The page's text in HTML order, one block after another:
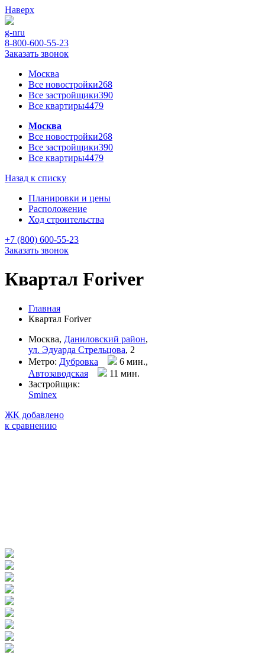
Наверх
g-nru
8-800-600-55-23
Заказать звонок
Москва
Все новостройки268
Все застройщики390
Все квартиры4479
Москва
Все новостройки268
Все застройщики390
Все квартиры4479
Назад к списку
Планировки и цены
Расположение
Ход строительства
+7 (800) 600-55-23
Заказать звонок
Квартал Foriver
Главная
Квартал Foriver
Москва, Даниловский район,
ул. Эдуарда Стрельцова, 2
Метро: Дубровка
6 мин.,
Автозаводская
11 мин.
Застройщик:
Sminex
ЖК добавлено
к сравнению